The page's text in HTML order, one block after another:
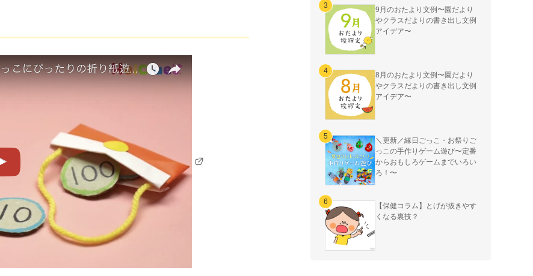
9月のおたより文例〜園だより
やクラスだよりの書き出し文例
アイデア〜
8月のおたより文例〜園だより
やクラスだよりの書き出し文例
アイデア〜
＼更新／縁日ごっこ・お祭りご
っこの手作りゲーム遊び〜定番
からおもしろゲームまでいろい
ろ！〜
【保健コラム】とげが抜きやす
くなる裏技？